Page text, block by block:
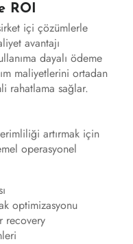
ROI
içi çözümlerle
avantajı
dayalı ödeme
maliyetlerini ortadan
rahatlama sağlar.
artırmak için
operasyonel
optimizasyonu
recovery